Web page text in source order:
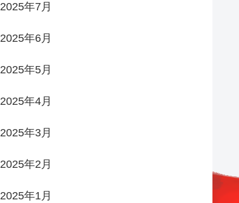
2025年7月
2025年6月
2025年5月
2025年4月
2025年3月
2025年2月
2025年1月